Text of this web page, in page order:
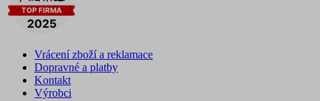
Vrácení zboží a reklamace
Dopravné a platby
Kontakt
Výrobci